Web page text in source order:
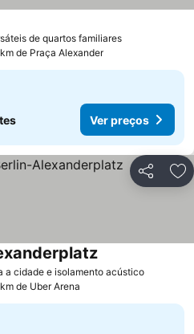
de quartos familiaresVer preços
de Praça Alexander
Ver preços
Partilhar
a cidade e isolamento acústicoVer
Ver preços
de Uber Arena